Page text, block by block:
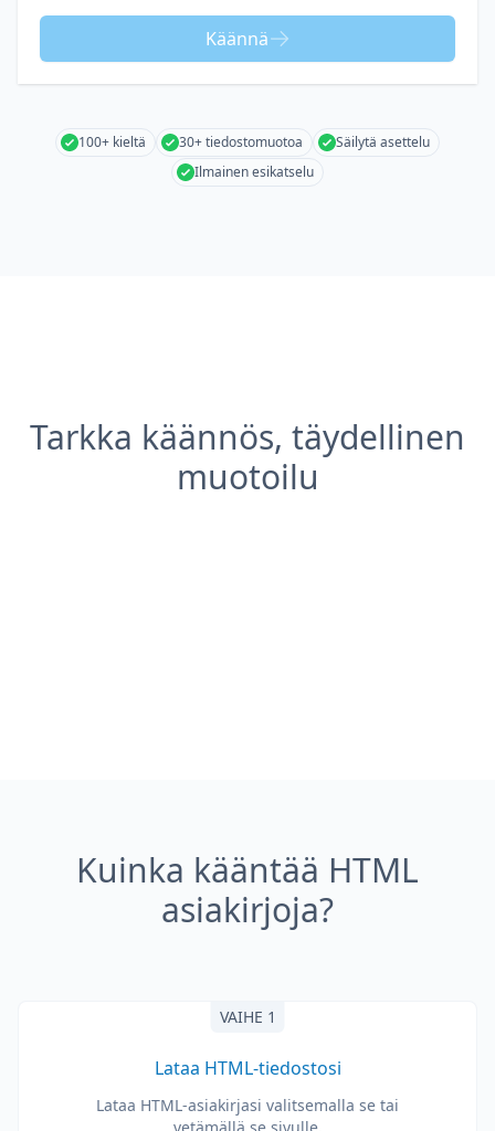
Käännä
100+ kieltä 30+ tiedostomuotoa
Säilytä asettelu
Ilmainen esikatselu
Tarkka käännös, täydellinen
muotoilu
Kuinka kääntää HTML
asiakirjoja?
VAIHE 1
Lataa HTML-tiedostosi
Lataa HTML-asiakirjasi valitsemalla se tai